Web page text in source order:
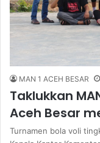
MAN 1 ACEH BESAR
Taklukkan
Aceh Besar
Turnamen bola voli